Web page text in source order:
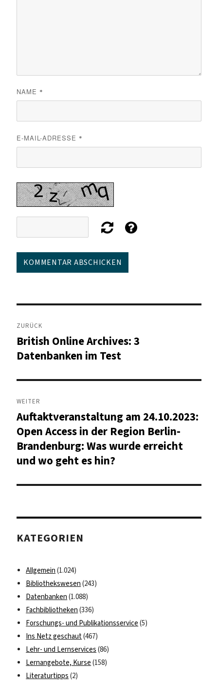
NAME *
E-MAIL-ADRESSE *
Beitragsnavigation
ZURÜCK
Vorheriger
Beitrag:
British Online Archives: 3
Datenbanken im Test
WEITER
Nächster
Beitrag:
Auftaktveranstaltung am 24.10.2023:
Open Access in der Region Berlin-
Brandenburg: Was wurde erreicht
und wo geht es hin?
KATEGORIEN
Allgemein (1.024)
Bibliothekswesen (243)
Datenbanken (1.088)
Fachbibliotheken (336)
Forschungs- und Publikationsservice (5)
Ins Netz geschaut(467)
Lehr- und Lernservices (86)
Lernangebote, Kurse (158)
Literaturtipps (2)